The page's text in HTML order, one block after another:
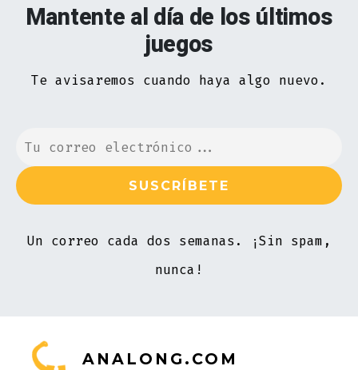
Mantente al día de los últimos
juegos
Te avisaremos cuando haya algo nuevo.
Un correo cada dos semanas. ¡Sin spam,
nunca!
ANALONG.COM